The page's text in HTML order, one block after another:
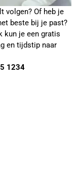
volgen? Of heb je
beste bij je past?
kun je een gratis
en tijdstip naar
1234